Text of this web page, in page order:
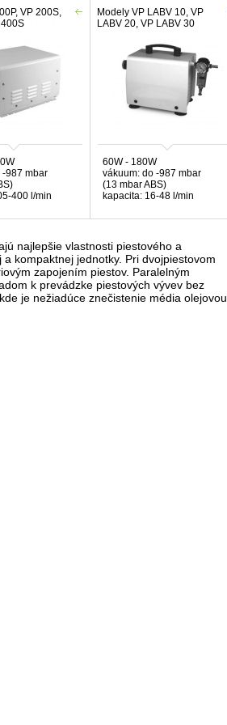
VP 200S,
987 mbar
400 l/min
Modely VP LABV 10, VP
LABV 20, VP LABV 30
60W - 180W
vákuum: do -987 mbar
(13 mbar ABS)
kapacita: 16-48 l/min
najlepšie vlastnosti piestového a
kompaktnej jednotky. Pri dvojpiestovom
zapojením piestov. Paralelným
k prevádzke piestových vývev bez
je nežiadúce znečistenie média olejovou